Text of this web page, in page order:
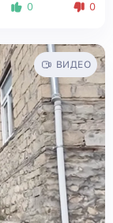
0 0
ВИДЕО